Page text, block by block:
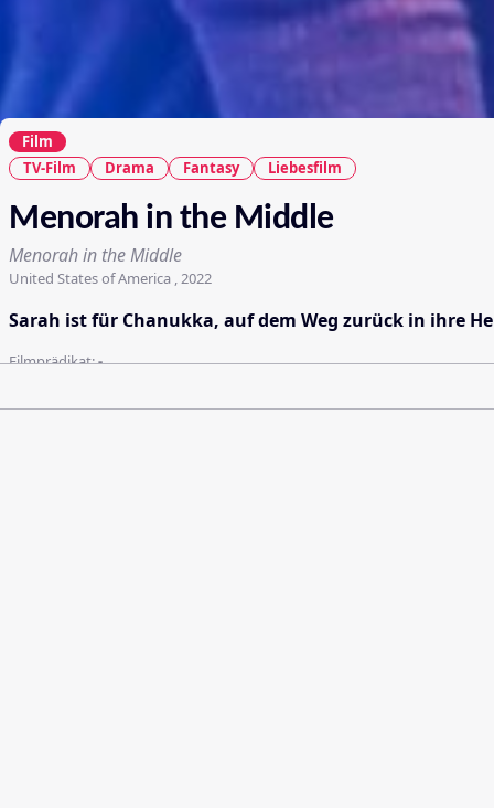
Film
TV-Film
Drama Fantasy Liebesfilm
Menorah in the Middle
Menorah in the Middle
United States of America , 2022
Sarah ist für Chanukka, auf dem Weg zurück in ihre
Filmprädikat:-